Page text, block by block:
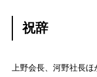
応募する
新卒採用エントリー
祝辞
上野会長、河野社長